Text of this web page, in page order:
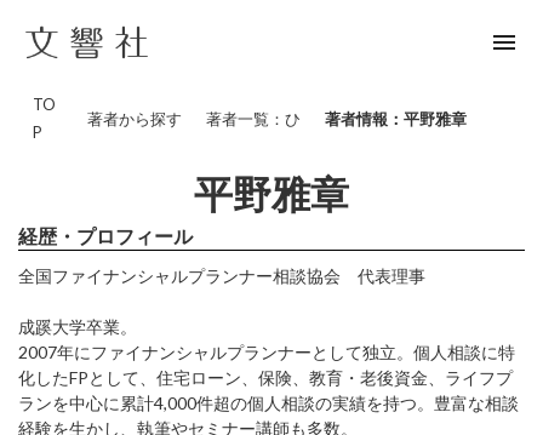
menu
TO
P
著者から探す 著者一覧：ひ 著者情報：平野雅章
平野雅章
経歴・プロフィール
全国ファイナンシャルプランナー相談協会 代表理事
成蹊大学卒業。
2007年にファイナンシャルプランナーとして独立。個人相談に特
化したFPとして、住宅ローン、保険、教育・老後資金、ライフプ
ランを中心に累計4,000件超の個人相談の実績を持つ。豊富な相談
経験を生かし、執筆やセミナー講師も多数。